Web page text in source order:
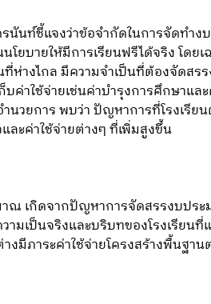
นันท์ชี้แจงว่าข้อจำกัดในการจัดทำ
ยบายให้มีการเรียนฟรีได้จริง โดย
ห่างไกล มีความจำเป็นที่ต้องจัดส
ค่าใช้จ่ายเช่นค่าบำรุงการศึกษาแ
นวยการ พบว่า ปัญหาการที่โรงเรี
ะค่าใช้จ่ายต่างๆ ที่เพิ่มสูงขึ้น
ณ เกิดจากปัญหาการจัดสรรงบปร
มเป็นจริงและบริบทของโรงเรียน
งมีภาระค่าใช้จ่ายโครงสร้างพื้นฐา